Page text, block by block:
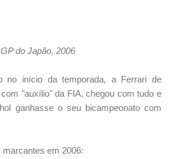
GP do Japão, 2006
no início da temporada, a Ferrari de
"auxílio" da FIA, chegou com tudo e
ganhasse o seu bicampeonato com
em 2006: